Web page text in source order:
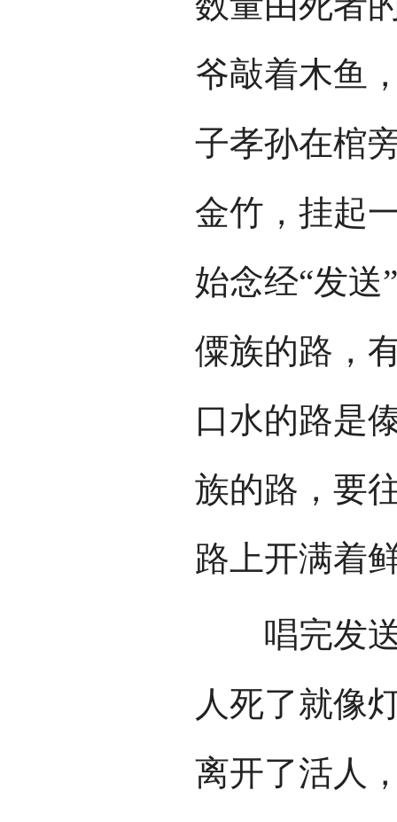
爷敲着木鱼
子孝孙在棺
金竹，挂起
始念经“发送
僳族的路，
口水的路是
族的路，要
路上开满着
唱完发送
人死了就像
离开了活人